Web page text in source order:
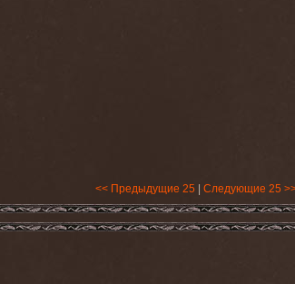
<< Предыдущие 25 Следующие 25